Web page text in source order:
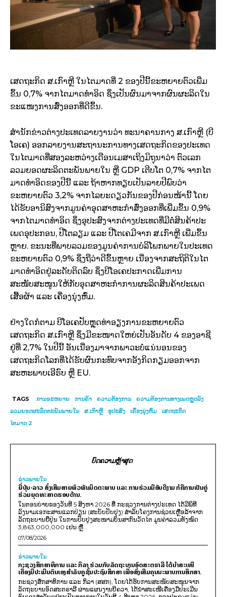
​ເສດຖະກິດ​ ​ສ.​ເກົາຫຼີ ​ໃນ​ໄຕ​ມາດ​ທີ່ 2 ຂອງ​ປີ​ນີ້​ຂະຫຍາຍຕົວ​ເພີ່ມ​
ຂຶ້ນ 0,7% ຈາກ​ໄຕ​ມາດ​ທຳ​ອິດ ຊຶ່ງ​ເປັນ​ຜົນ​ມາ​ຈາກ​ຜົນ​ຜະລິດ​ໃນ​
ຂະ​ແໜງ​ການ​ສົ່ງ​ອອກ​ທີ່​ດີ​ຂຶ້ນ.
ສຳນັກຂ່າວ​ຕ່າງປະ​ເທດ​ລາຍ​ງານ​ວ່າ ທະນາຄານ​ກາງ ​ສ.ເກົາຫຼີ (ບີ​
ໂອ​ເຄ) ອອກ​ລາຍ​ງານ​ສະຖານະ​ການ​ທາງ​ເສດຖະກິດ​ຂອງ​ປະ​ເທດ​
ໃນ​ໄຕ​ມາ​ດທີ່​ສອງ​ລະຫວ່າງ​ເດືອນ​ເມສາ​ເຖິງ​ມິຖຸນາ​ວ່າ ຕົວ​ເລກ
ລວມຍອດ​ຜະລິດ​ຕະພັນ​ພາຍ​ໃນ ຫຼື GDP ເຕີບ​ໂຕ 0,7% ຈາກ​ໄຕ​
ມາດ​ທຳ​ອິດ​ຂອງ​ປີ​ນີ້ ​ແລະ ຖ້າ​ຫາກ​ທຽບ​​ເປັນ​ລາຍ​ປີ​ພົບ​ວ່າ
ຂະຫຍາຍຕົວ 3,2% ຈາກ​ໄລຍະ​ດຽວ​ກັນ​ຂອງ​ປີກ່ອນ​ໜ້ານີ້ ​ໂດຍ​
ໄດ້​ຮັບ​ອານິສົງ​ຈາກ​ມູນ​ຄ່າ​ອຸດສາຫະກຳສົ່ງ​ອອກ​ທີ່​ເພີ່ມ​ຂຶ້ນ 0,9%
ຈາກ​ໄຕ​ມາດ​ທຳ​ອິດ ຊຶ່ງ​ອຸປະ​ສົງ​ຈາກ​ຕ່າງປະ​ເທດ​ທີ່​ມີ​ຕໍ່​ສິນຄ້າ​ປະ​
ເພດ​ອຸປະກ​ອນ, ປີ​ໂຕ​ລຽມ ​ແລະ ປີ​ໂຕ​ເຄມີ​ຈາກ​ ສ.​ເກົາຫຼີ ​ເພີ່ມ​ຂຶ້ນ​
ຫຼາຍ. ຂະນະ​ທີ່​ພາບ​ລວມຂອງ​ມູນ​ຄ່າ​ການ​ບໍລິ​ໂພ​ກພາຍ​ໃນ​ປະ​ເທດ​
ຂະຫຍາຍຕົວ 0,9% ຊຶ່ງ​ຖື​ວ່າ​ດີ​ຂຶ້ນ​ຫຼາຍ ​ເນື່ອງ​ຈາກ​ສະຖິຕິ​ໃນ​ໄຕ​
ມາດ​ທຳ​ອິດ​ຢູ່​ລະດັບ​ຕິດ​ລົບ ຊຶ່ງ​ບີ​ໂອ​ເຄປະກາດ​ເພີ່ມ​ການ​
ສະໜັບສະໜູນ​ໃຫ້​ກັບ​ອຸດສາຫະກຳ​ການ​ຜະລິດ​ສິນຄ້າ​ປະ​ເພດ​
ເສື້ອ​ຜ້າ ​ແລະ ​ເຄື່ອງນຸ່ງ​ຫົ່ມ.
ຢ່າງ​ໃດ​ກໍ​ຕາມ ບີ​ໂອ​ເຄປັບ​ຫຼຸດ​ທ່າ​ອຽງ​ການ​ຂະຫຍາຍຕົວ​
ເສດຖະກິດ ​ສ.ເກົາຫຼີ ​ຊຶ່ງ​ມີ​ຂະໜາດ​ໃຫຍ່​ເປັນອັນ​ດັບ 4 ຂອງ​ອາຊີ​
ຢູ່​ທີ່ 2,7% ​ໃນ​ປີ​ນີ້ ອັນ​ເນື່ອງ​ມາ​ຈາກ​ພາວະ​ບໍ່​ແນ່ນອນ​ຂອງ​
ເສດຖະກິດ​ໂລກ​ທີ່​ໄດ້​ຮັບ​ຜົນ​ກະທົບ​ຈາກ​ອັງກິດ​ກຽມ​ອອກ​ຈາກ​
ສະຫະພາບ​ເອີຣົບ ຫຼື EU.
TAGS ການຂະຫຍາຍ ການຄ້າ ຄວາມຕ້ອງການ
ຄວາມຕ້ອງການທາງເພດຫຼຸດລົງ
ລວມຍອດຜະລິດຕະພັນພາຍໃນ
ສ.ເກົາຫຼີ ອຸປະສົງ ເຄື່ອງນຸ່ງຫົ່ມ
ເສດ​ຖະ​ກິດ
ໄຕມາດ 2
ບົດຄວາມຫຼ້າສຸດ
ຂ່າວພາຍ​ໃນ
ຍີ່ປຸ່ນ-ລາວ ສົ່ງເສີມສາຍພົວພັນມິດຕະພາບ ແລະ ການຮ່ວມມືອັນດີງາມ ກໍຄືການເປັນຄູ່
ຮ່ວມຍຸດທະສາດຮອບດ້ານ.
ໃນຕອນບ່າຍຂອງວັນທີ 5 ສິງຫາ 2026 ທີ່ ກະຊວງການຕ່າງປະເທດ ໄດ້ມີພິທີ
ລົງນາມເອກະສານແລກປ່ຽນ (ສະບັບປັບປຸງ) ສໍາລັບໂຄງການຊ່ວຍເຫຼືອລ້າຈາກ
ລັດຖະບານຍີ່ປຸ່ນ ໃນການປັບປຸງສະໜາມບິນສາກົນວັດໄຕ ມູນຄ່າລວມທັງໝົດ
3,863,000,000 ເຢນ ຫຼື...
07/08/2026
ຂ່າວພາຍ​ໃນ
ກະຊວງສຶກສາທິການ ແລະ ກິລາ ຮ່ວມກັບລັດຖະບານອົດສະຕຣາລີ ໄດ້ນຳສະເໜີ
ເຄື່ອງມືປະເມີນຕົນເອງສຳລັບຄູຊັ້ນປະຖົມສຶກສາ ເພື່ອສົ່ງເສີມຄຸນນະພາບການສຶກສາ.
ກະຊວງສຶກສາທິການ ແລະ ກິລາ (ສສກ), ໂດຍໄດ້ຮັບການສະໜັບສະໜູນຈາກ
ລັດຖະບານອົດສະຕຣາລີ ຜ່ານແຜນງານບີຄວາ, ໄດ້ນຳສະເໜີເຄື່ອງມືປະເມີນ